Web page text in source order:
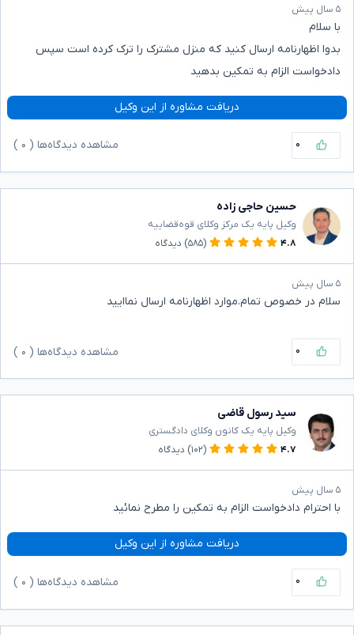
۵ سال پیش
با سلام
بدوا اظهارنامه ارسال کنید که منزل مشترک را ترک کرده است سپس
دادخواست الزام به تمکین بدهید
دریافت مشاوره از این وکیل
۰ مشاهده دیدگاه‌ها ( ۰
حسین حاجی زاده
وکیل پایه یک مرکز وکلای قوه‌قضاییه
۴.۸
(۵۸۵) دیدگاه
۵ سال پیش
سلام در خصوص تمام.موارد اظهارنامه ارسال نماایید
۰ مشاهده دیدگاه‌ها ( ۰
سید رسول قاضی
وکیل پایه یک کانون وکلای دادگستری
۴.۷
(۱۰۲) دیدگاه
۵ سال پیش
با احترام دادخواست الزام به تمکین را مطرح نمائید
دریافت مشاوره از این وکیل
۰ مشاهده دیدگاه‌ها ( ۰